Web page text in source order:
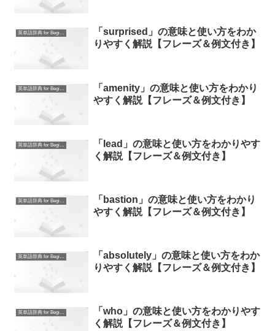
英単語辞典 for Beginners
「surprised」の意味と使い方をわか
りやすく解説【フレーズ＆例文付き】
英単語辞典 for Beginners
「amenity」の意味と使い方をわかり
やすく解説【フレーズ＆例文付き】
英単語辞典 for Beginners
「lead」の意味と使い方をわかりやす
く解説【フレーズ＆例文付き】
英単語辞典 for Beginners
「bastion」の意味と使い方をわかり
やすく解説【フレーズ＆例文付き】
英単語辞典 for Beginners
「absolutely」の意味と使い方をわか
りやすく解説【フレーズ＆例文付き】
英単語辞典 for Beginners
「who」の意味と使い方をわかりやす
く解説【フレーズ＆例文付き】